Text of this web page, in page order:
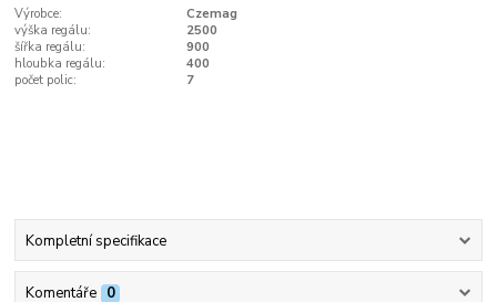
Výrobce:
Czemag
výška regálu:
2500
šířka regálu:
900
hloubka regálu:
400
počet polic:
7
Kompletní specifikace
Komentáře 0